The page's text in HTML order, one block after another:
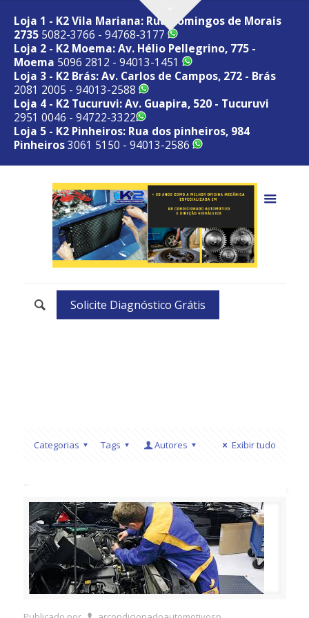
Loja 1 - K2 Vila Mariana: Rua Domingos de Morais
2735 5082-3766 - 94768-3177
Loja 2 - K2 Moema: Av. Hélio Pellegrino, 775 -
Moema 5096 2812 - 94013-1451
Loja 3 - K2 Brás: Av. Carlos de Campos, 272 - Brás
2081 2005 - 94013-2588
Loja 4 - K2 Tucuruvi: Av. Guapira, 520 - Tucuruvi
2951 0046 - 94722-3322
Loja 5 - K2 Pinheiros: Rua dos pinheiros, 984
Pinheiros3061 5150 - 94013-2586
Solicite Diagnóstico Grátis
Categorias Tags Autores Exibir tudo